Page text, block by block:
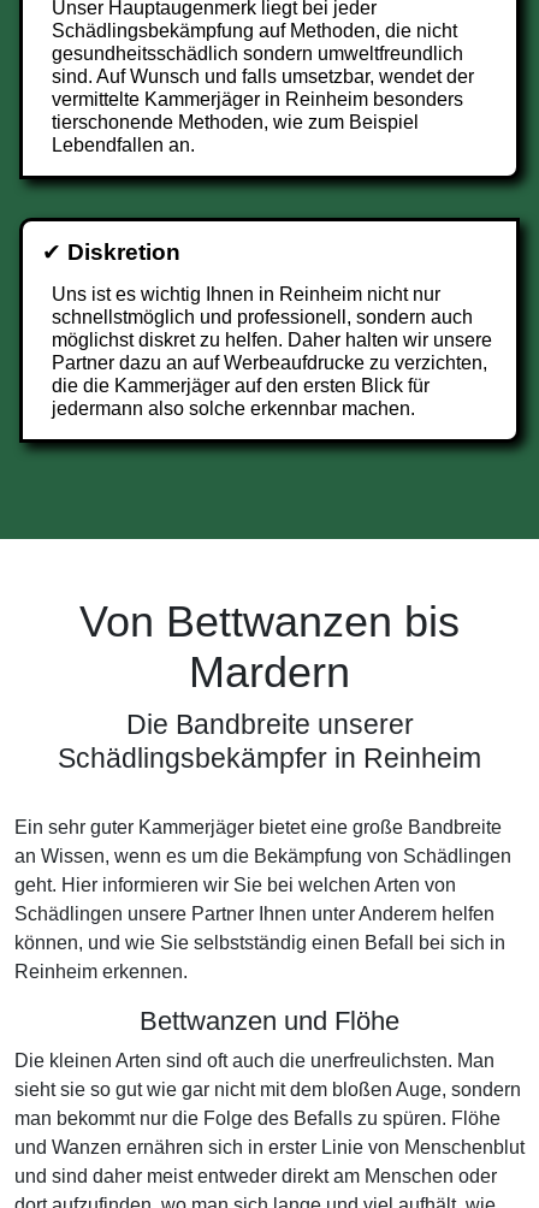
Unser Hauptaugenmerk liegt bei jeder
Schädlingsbekämpfung auf Methoden, die nicht
gesundheitsschädlich sondern umweltfreundlich
sind. Auf Wunsch und falls umsetzbar, wendet der
vermittelte Kammerjäger in Reinheim besonders
tierschonende Methoden, wie zum Beispiel
Lebendfallen an.
✔ Diskretion
Uns ist es wichtig Ihnen in Reinheim nicht nur
schnellstmöglich und professionell, sondern auch
möglichst diskret zu helfen. Daher halten wir unsere
Partner dazu an auf Werbeaufdrucke zu verzichten,
die die Kammerjäger auf den ersten Blick für
jedermann also solche erkennbar machen.
Von Bettwanzen bis
Mardern
Die Bandbreite unserer
Schädlingsbekämpfer in Reinheim
Ein sehr guter Kammerjäger bietet eine große Bandbreite
an Wissen, wenn es um die Bekämpfung von Schädlingen
geht. Hier informieren wir Sie bei welchen Arten von
Schädlingen unsere Partner Ihnen unter Anderem helfen
können, und wie Sie selbstständig einen Befall bei sich in
Reinheim erkennen.
Bettwanzen und Flöhe
Die kleinen Arten sind oft auch die unerfreulichsten. Man
sieht sie so gut wie gar nicht mit dem bloßen Auge, sondern
man bekommt nur die Folge des Befalls zu spüren. Flöhe
und Wanzen ernähren sich in erster Linie von Menschenblut
und sind daher meist entweder direkt am Menschen oder